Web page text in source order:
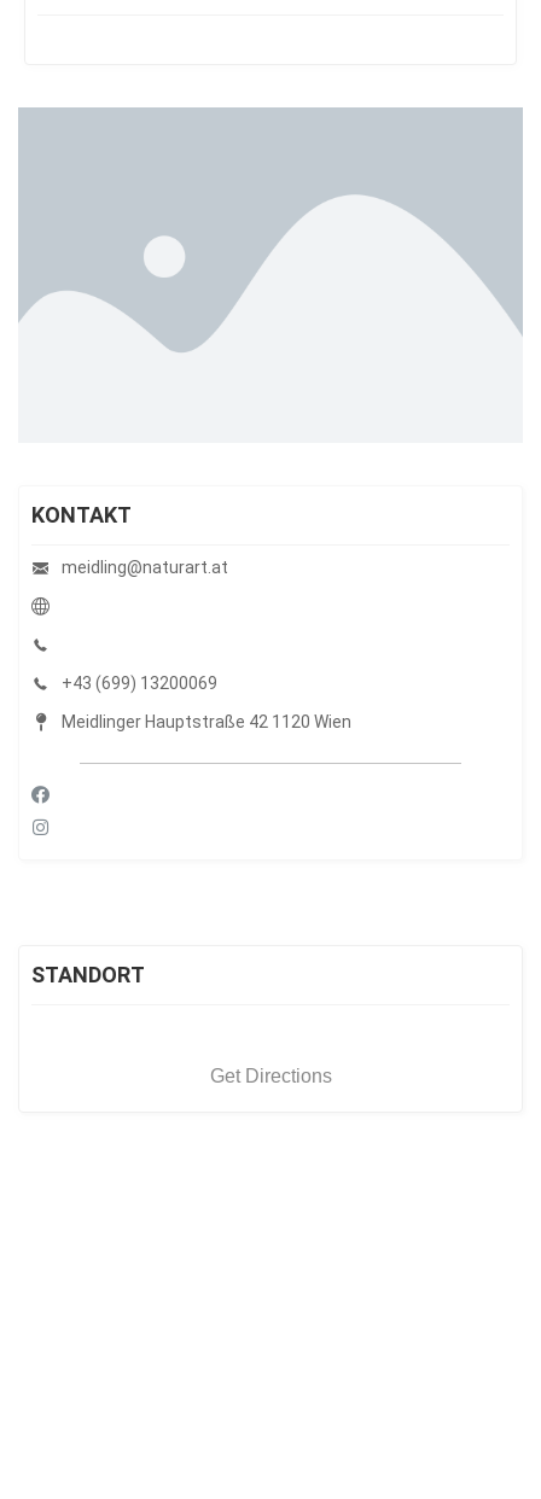
KONTAKT
meidling@naturart.at
+43 (699) 13200069
Meidlinger Hauptstraße 42 1120 Wien
STANDORT
Get Directions